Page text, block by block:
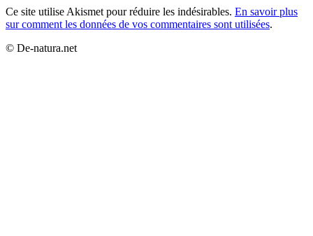
Ce site utilise Akismet pour réduire les indésirables. En savoir plus
sur comment les données de vos commentaires sont utilisées.
© De-natura.net